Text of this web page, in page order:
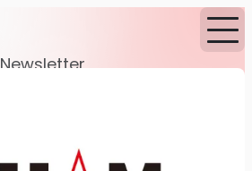
Newsletter